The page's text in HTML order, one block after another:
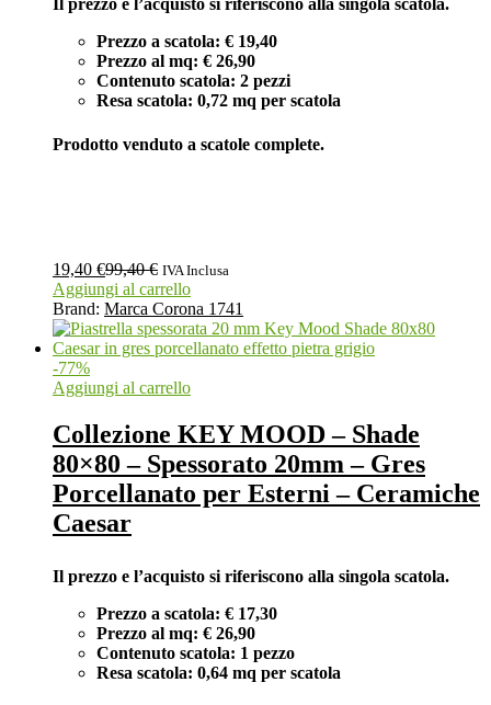
Il prezzo e l’acquisto si riferiscono alla singola scatola.
Prezzo a scatola: € 19,40
Prezzo al mq: € 26,90
Contenuto scatola: 2 pezzi
Resa scatola: 0,72 mq per scatola
Prodotto venduto a scatole complete.
19,40 €99,40€ IVA Inclusa
Aggiungi al carrello
Brand: Marca Corona 1741
-77%
Aggiungi al carrello
Collezione KEY MOOD – Shade
80×80 – Spessorato 20mm – Gres
Porcellanato per Esterni – Ceramiche
Caesar
Il prezzo e l’acquisto si riferiscono alla singola scatola.
Prezzo a scatola: € 17,30
Prezzo al mq: € 26,90
Contenuto scatola: 1 pezzo
Resa scatola: 0,64 mq per scatola